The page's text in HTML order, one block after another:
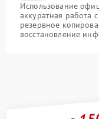
Использование
аккуратная работа
резервное
восстановление